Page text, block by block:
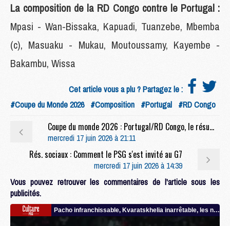
La composition de la RD Congo contre le Portugal :
Mpasi - Wan-Bissaka, Kapuadi, Tuanzebe, Mbemba
(c), Masuaku - Mukau, Moutoussamy, Kayembe -
Bakambu, Wissa
Cet article vous a plu ? Partagez le :
#Coupe du Monde 2026 #Composition #Portugal #RD Congo
Coupe du monde 2026 : Portugal/RD Congo, le résumé et les buts en video
mercredi 17 juin 2026 à 21:11
Rés. sociaux : Comment le PSG s'est invité au G7
mercredi 17 juin 2026 à 14:39
Vous pouvez retrouver les commentaires de l'article sous les
publicités.